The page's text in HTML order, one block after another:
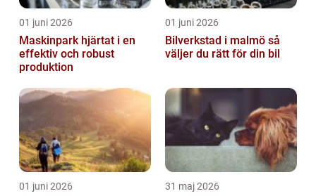
01 juni 2026
Maskinpark hjärtat i en
effektiv och robust
produktion
01 juni 2026
Bilverkstad i malmö så
väljer du rätt för din bil
01 juni 2026 31 maj 2026